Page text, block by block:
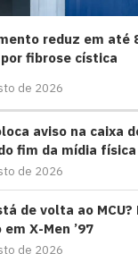
reduz em até
por fibrose cística
de 2026
aviso na caixa
fim da mídia
de 2026
de volta ao
X-Men ’97
de 2026